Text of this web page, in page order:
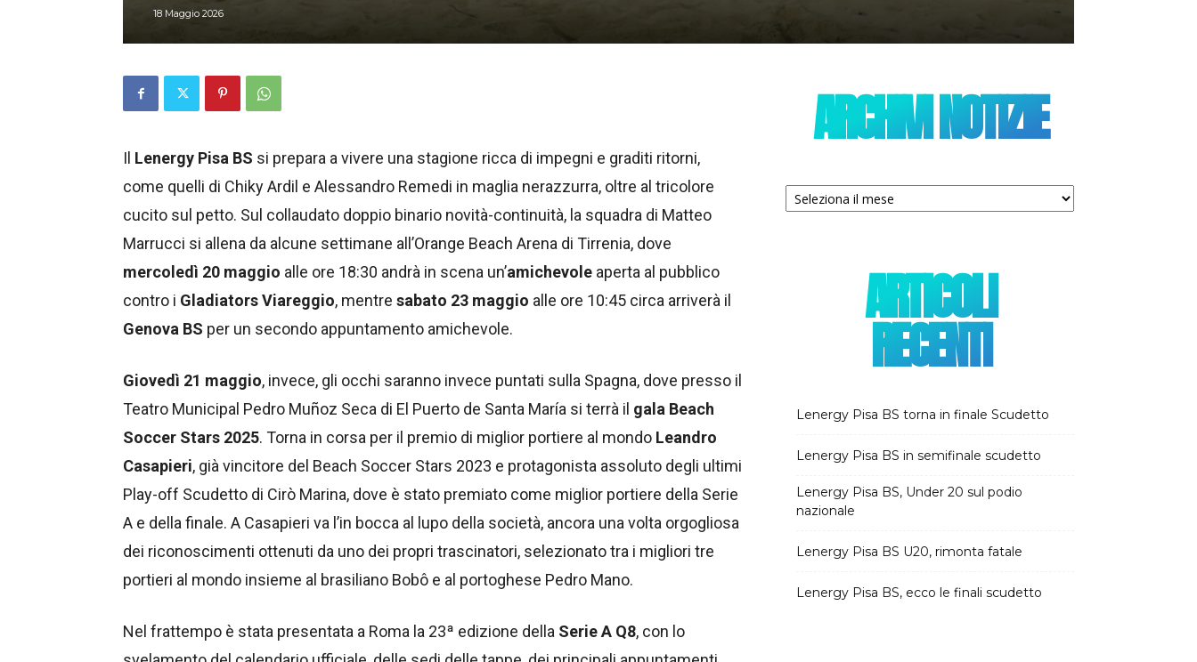
18 Maggio 2026
Il Lenergy Pisa BS si prepara a vivere una stagione ricca di impegni e graditi ritorni,
come quelli di Chiky Ardil e Alessandro Remedi in maglia nerazzurra, oltre al tricolore
cucito sul petto. Sul collaudato doppio binario novità-continuità, la squadra di Matteo
Marrucci si allena da alcune settimane all’Orange Beach Arena di Tirrenia, dove
mercoledì 20 maggio alle ore 18:30 andrà in scena un’amichevole aperta al pubblico
contro i Gladiators Viareggio, mentre sabato 23 maggio alle ore 10:45 circa arriverà il
Genova BS per un secondo appuntamento amichevole.
Giovedì 21 maggio, invece, gli occhi saranno invece puntati sulla Spagna, dove presso il
Teatro Municipal Pedro Muñoz Seca di El Puerto de Santa María si terrà il gala Beach
Soccer Stars 2025. Torna in corsa per il premio di miglior portiere al mondo Leandro
Casapieri, già vincitore del Beach Soccer Stars 2023 e protagonista assoluto degli ultimi
Play-off Scudetto di Cirò Marina, dove è stato premiato come miglior portiere della Serie
A e della finale. A Casapieri va l’in bocca al lupo della società, ancora una volta orgogliosa
dei riconoscimenti ottenuti da uno dei propri trascinatori, selezionato tra i migliori tre
portieri al mondo insieme al brasiliano Bobô e al portoghese Pedro Mano.
Nel frattempo è stata presentata a Roma la 23ª edizione della Serie A Q8, con lo
ARCHIVI NOTIZIE
Archivi
notizie
ARTICOLI
RECENTI
Lenergy Pisa BS torna in finale Scudetto
Lenergy Pisa BS in semifinale scudetto
Lenergy Pisa BS, Under 20 sul podio
nazionale
Lenergy Pisa BS U20, rimonta fatale
Lenergy Pisa BS, ecco le finali scudetto